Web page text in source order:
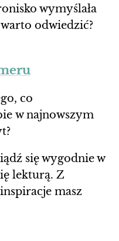
wymyślała
odwiedzić?
co
w najnowszym
się wygodnie w
lekturą. Z
masz